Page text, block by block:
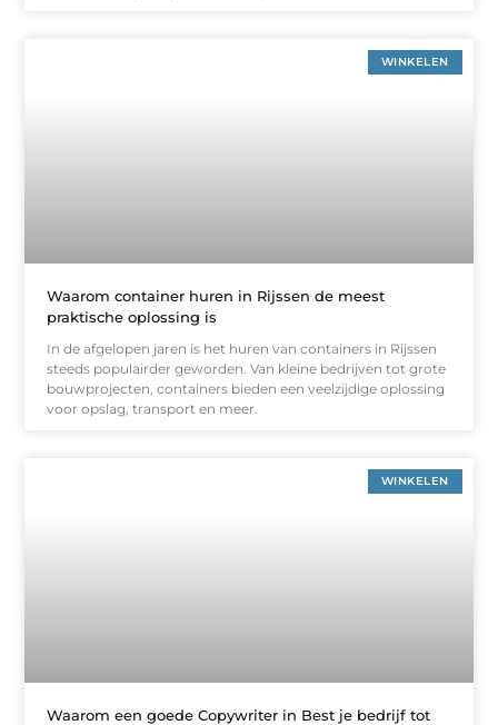
WINKELEN
Waarom container huren in Rijssen de meest
praktische oplossing is
In de afgelopen jaren is het huren van containers in Rijssen
steeds populairder geworden. Van kleine bedrijven tot grote
bouwprojecten, containers bieden een veelzijdige oplossing
voor opslag, transport en meer.
WINKELEN
Waarom een goede Copywriter in Best je bedrijf tot